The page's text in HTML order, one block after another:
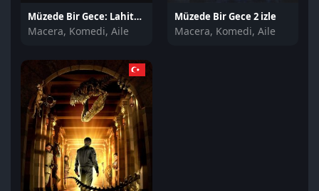
Müzede Bir Gece: Lahitteki Sır izle
Macera, Komedi, Aile
Müzede Bir Gece 2 izle
Macera, Komedi, Aile